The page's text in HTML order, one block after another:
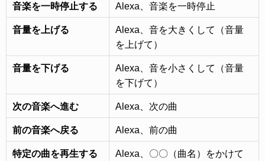
音楽を一時停止する Alexa、音楽を一時停止
音量を上げる
Alexa、音を大きくして（音量
を上げて）
音量を下げる
Alexa、音を小さくして（音量
を下げて）
次の音楽へ進む Alexa、次の曲
前の音楽へ戻る Alexa、前の曲
特定の曲を再生する
Alexa、〇〇（曲名）をかけて